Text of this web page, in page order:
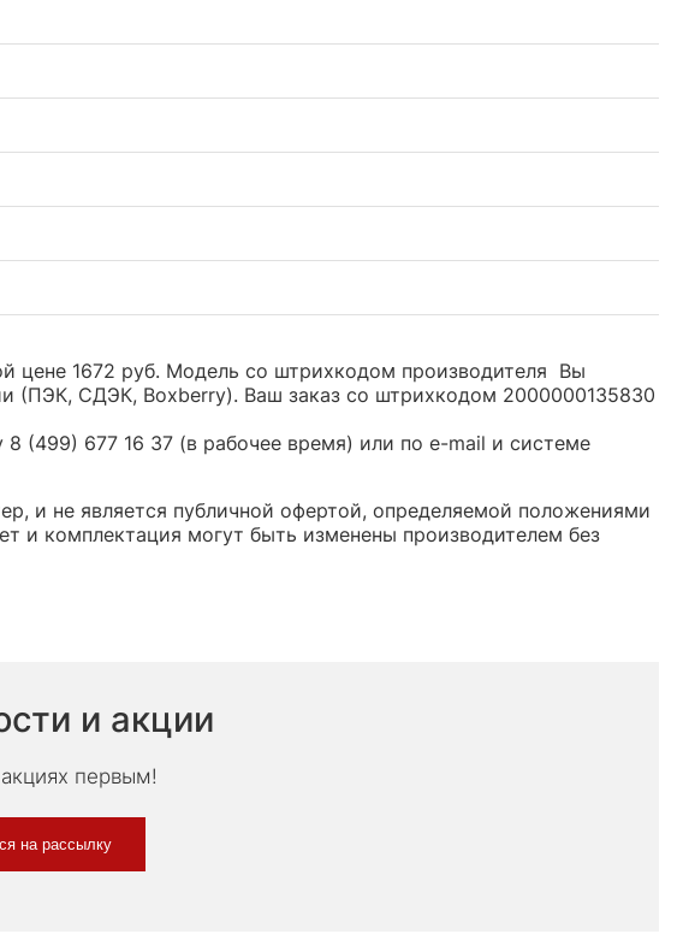
цене 1672 руб. Модель со штрихкодом производителя Вы
(ПЭК, СДЭК, Boxberry). Ваш заказ со штрихкодом 2000000135830
(499) 677 16 37 (в рабочее время) или по e-mail и системе
и не является публичной офертой, определяемой положениями
и комплектация могут быть изменены производителем без
и акции
первым!
на рассылку